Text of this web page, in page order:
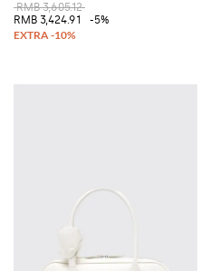
RMB 3,605.12
RMB 3,424.91
-5%